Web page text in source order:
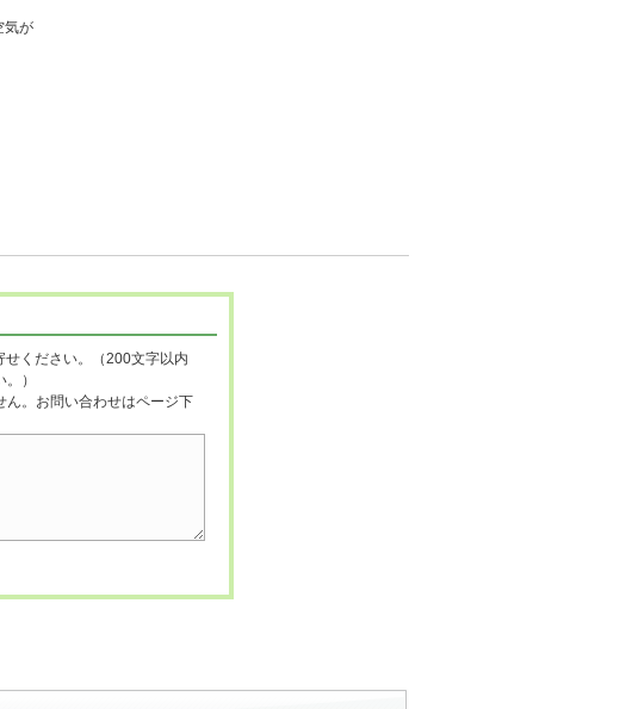
気が
せください。（200文字以内
）
。お問い合わせはページ下